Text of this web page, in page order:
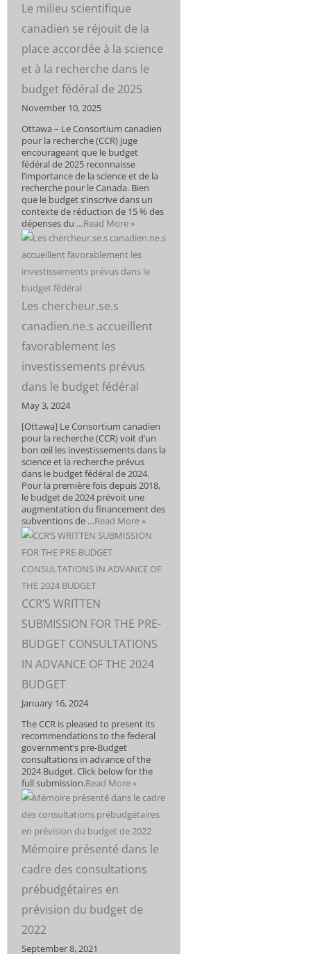
Le milieu scientifique
canadien se réjouit de la
place accordée à la science
et à la recherche dans le
budget fédéral de 2025
November 10, 2025
Ottawa – Le Consortium canadien
pour la recherche (CCR) juge
encourageant que le budget
fédéral de 2025 reconnaisse
l’importance de la science et de la
recherche pour le Canada. Bien
que le budget s’inscrive dans un
contexte de réduction de 15 % des
dépenses du …Read More »
Les chercheur.se.s
canadien.ne.s accueillent
favorablement les
investissements prévus
dans le budget fédéral
May 3, 2024
[Ottawa] Le Consortium canadien
pour la recherche (CCR) voit d’un
bon œil les investissements dans la
science et la recherche prévus
dans le budget fédéral de 2024.
Pour la première fois depuis 2018,
le budget de 2024 prévoit une
augmentation du financement des
subventions de …Read More »
CCR’S WRITTEN
SUBMISSION FOR THE PRE-
BUDGET CONSULTATIONS
IN ADVANCE OF THE 2024
BUDGET
January 16, 2024
The CCR is pleased to present its
recommendations to the federal
government’s pre-Budget
consultations in advance of the
2024 Budget. Click below for the
full submission.Read More »
Mémoire présenté dans le
cadre des consultations
prébudgétaires en
prévision du budget de
2022
September 8, 2021